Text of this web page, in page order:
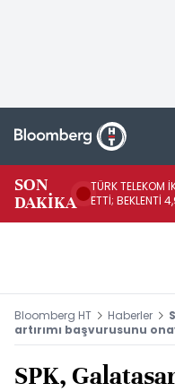
SON
DAKİKA
TÜRK TELEKOM
ETTİ; BEKLENTİ
Bloomberg HT Haberler
artırımı başvurusunu
SPK,